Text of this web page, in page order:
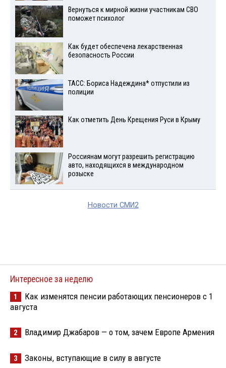
Вернуться к мирной жизни участникам СВО
поможет психолог
Как будет обеспечена лекарственная
безопасность России
ТАСС: Бориса Надеждина* отпустили из
полиции
Как отметить День Крещения Руси в Крыму
Россиянам могут разрешить регистрацию
авто, находящихся в международном
розыске
Новости СМИ2
Интересное за неделю
1
Как изменятся пенсии работающих пенсионеров с 1
августа
2 Владимир Джабаров — о том, зачем Европе Армения
3 Законы, вступающие в силу в августе